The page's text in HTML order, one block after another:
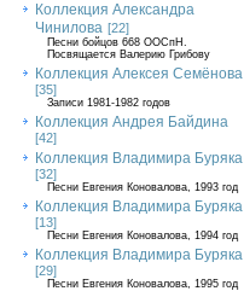
Коллекция Александра
Чинилова [22]
Песни бойцов 668 ООСпН.
Посвящается Валерию Грибову
Коллекция Алексея Семёнова
[35]
Записи 1981-1982 годов
Коллекция Андрея Байдина
[42]
Коллекция Владимира Буряка
[32]
Песни Евгения Коновалова, 1993 год
Коллекция Владимира Буряка
[13]
Песни Евгения Коновалова, 1994 год
Коллекция Владимира Буряка
[29]
Песни Евгения Коновалова, 1995 год